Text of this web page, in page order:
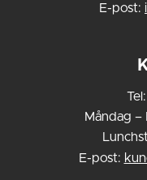
E-post:
Tel:
Måndag
E-post: